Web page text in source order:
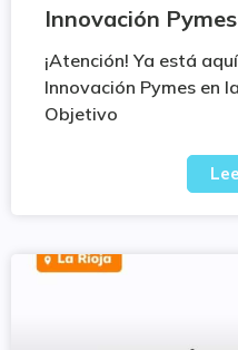
Innovación Pymes
¡Atención! Ya está
Innovación Pymes en
Objetivo